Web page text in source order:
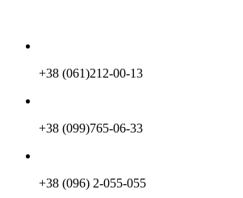
+38 (061)212-00-13
+38 (099)765-06-33
+38 (096) 2-055-055